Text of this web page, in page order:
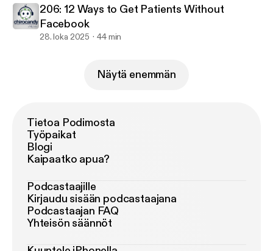
206: 12 Ways to Get Patients Without
Facebook
28. loka 2025 44 min
Näytä enemmän
Tietoa Podimosta
Työpaikat
Blogi
Kaipaatko apua?
Podcastaajille
Kirjaudu sisään podcastaajana
Podcastaajan FAQ
Yhteisön säännöt